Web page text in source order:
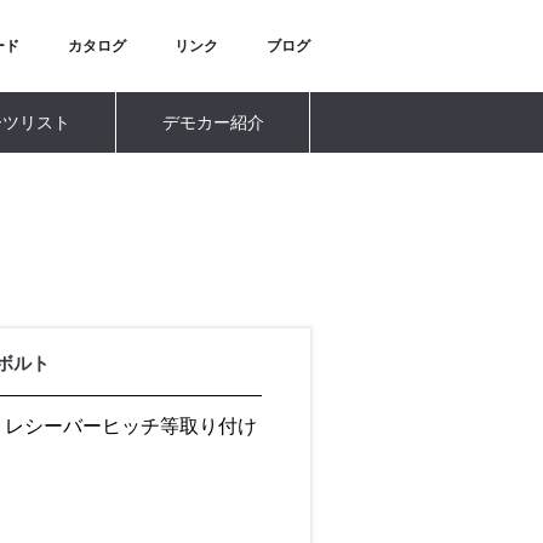
ド カタログ リンク ブログ
リスト デモカー紹介
ルト
シーバーヒッチ等取り付け